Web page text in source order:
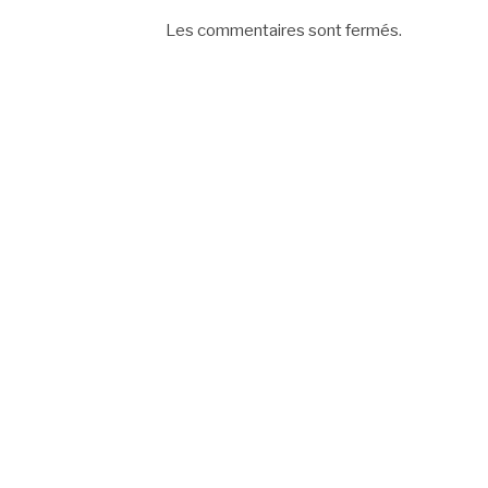
Les commentaires sont fermés.